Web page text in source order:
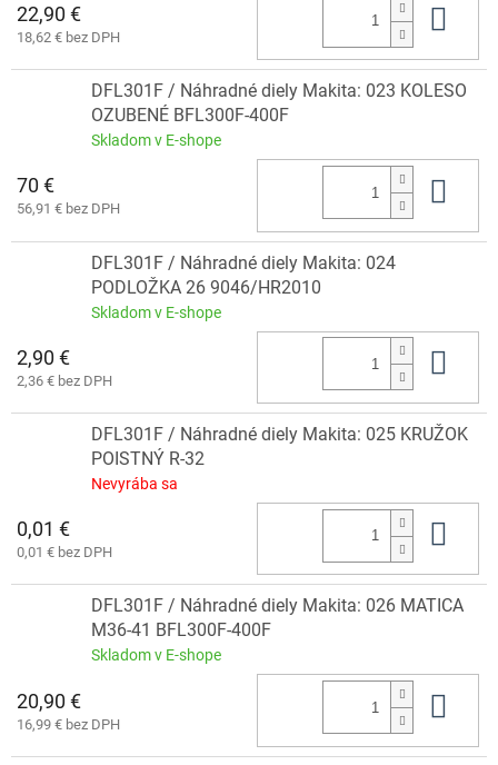
22,90 €
18,62 € bez DPH
DFL301F / Náhradné diely Makita: 023 KOLESO
OZUBENÉ BFL300F-400F
Skladom v E-shope
70 €
56,91 € bez DPH
DFL301F / Náhradné diely Makita: 024
PODLOŽKA 26 9046/HR2010
Skladom v E-shope
2,90 €
2,36 € bez DPH
DFL301F / Náhradné diely Makita: 025 KRUŽOK
POISTNÝ R-32
Nevyrába sa
0,01 €
0,01 € bez DPH
DFL301F / Náhradné diely Makita: 026 MATICA
M36-41 BFL300F-400F
Skladom v E-shope
20,90 €
16,99 € bez DPH